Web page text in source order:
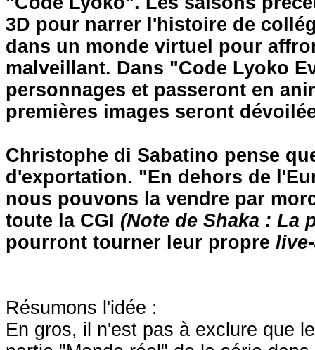
3D pour narrer l'histoire de
dans un monde virtuel pour
malveillant. Dans "Code Lyoko
personnages et passeront en
premières images seront
Christophe di Sabatino pense
d'exportation. "En dehors de
nous pouvons la vendre par
toute la CGI (Note de Shaka : La
pourront tourner leur propre
Résumons l'idée :
En gros, il n'est pas à exclure que